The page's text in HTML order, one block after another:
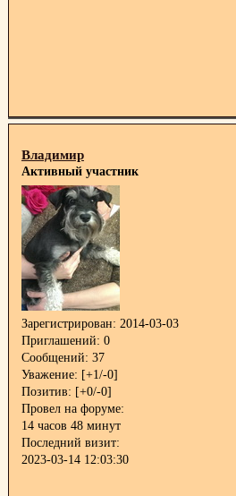
Владимир
Активный участник
Зарегистрирован: 2014-03-03
Приглашений: 0
Сообщений: 37
Уважение: [+1/-0]
Позитив: [+0/-0]
Провел на форуме:
14 часов 48 минут
Последний визит:
2023-03-14 12:03:30